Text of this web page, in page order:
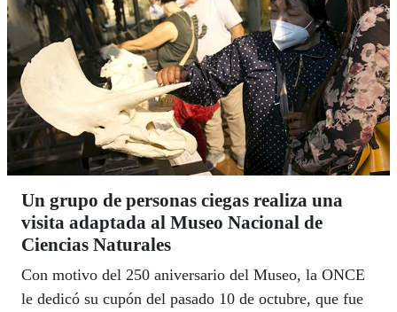
Un grupo de personas ciegas realiza una
visita adaptada al Museo Nacional de
Ciencias Naturales
Con motivo del 250 aniversario del Museo, la ONCE
le dedicó su cupón del pasado 10 de octubre, que fue